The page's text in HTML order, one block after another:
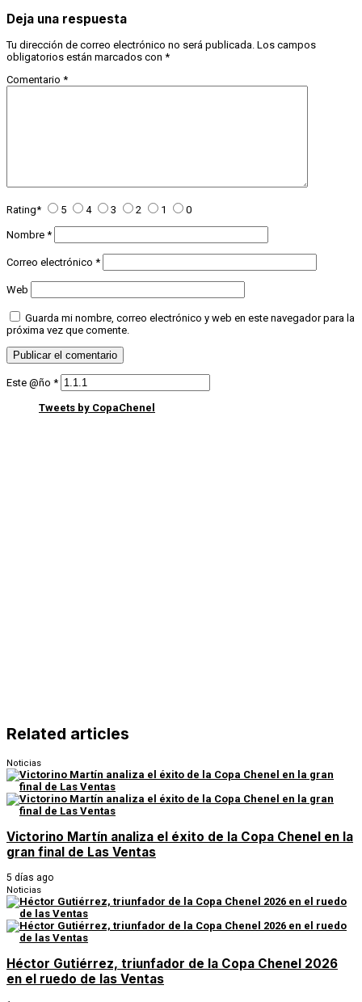
Deja una respuesta
Tu dirección de correo electrónico no será publicada. Los campos
obligatorios están marcados con *
Comentario *
Rating* 5 4 3 2 1 0
Nombre *
Correo electrónico *
Web
Guarda mi nombre, correo electrónico y web en este navegador para la
próxima vez que comente.
Este @ño *
Tweets by CopaChenel
Related articles
Noticias
Victorino Martín analiza el éxito de la Copa Chenel en la
gran final de Las Ventas
5 días ago
Noticias
Héctor Gutiérrez, triunfador de la Copa Chenel 2026
en el ruedo de las Ventas